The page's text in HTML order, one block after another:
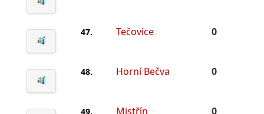
47. Tečovice 0
48. Horní Bečva 0
49. Mistřín 0